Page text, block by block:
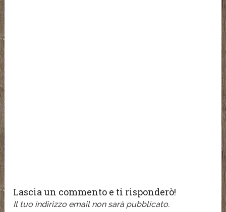
Lascia un commento e ti risponderò!
Il tuo indirizzo email non sarà pubblicato.